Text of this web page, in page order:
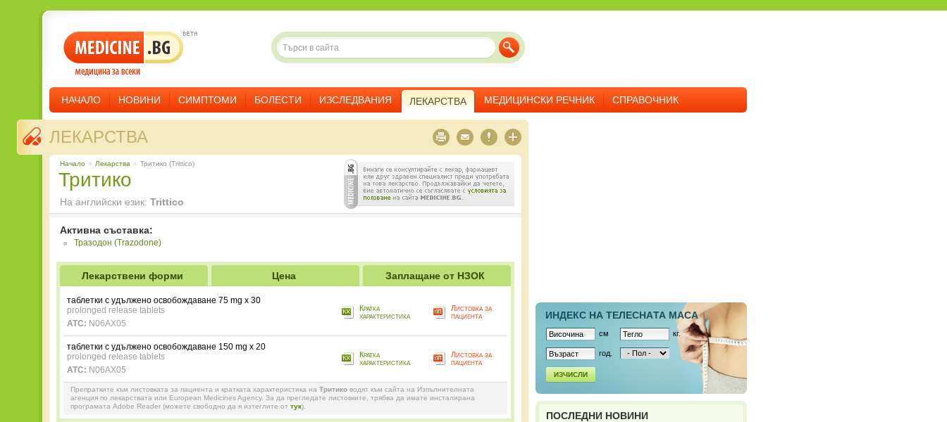
НАЧАЛО НОВИНИ СИМПТОМИ БОЛЕСТИ ИЗСЛЕДВАНИЯ ЛЕКАРСТВА МЕДИЦИНСКИ РЕЧНИК СПРАВОЧНИК
ЛЕКАРСТВА
Начало » Лекарства » Тритико (Trittico)
Тритико
На английски език: Trittico
Активна съставка:
Тразодон (Trazodone)
Лекарствени форми Цена Заплащане от НЗОК
таблетки с удължено освобождаване 75 mg x 30
prolonged release tablets
ATC: N06AX05
Листовка за
пациента
Кратка
характеристика
таблетки с удължено освобождаване 150 mg x 20
prolonged release tablets
ATC: N06AX05
Листовка за
пациента
Кратка
характеристика
Препратките към листовката за пациента и кратката характеристика на Тритико водят към сайта на Изпълнителната
агенция по лекарствата или European Medicines Agency. За да прегледате листовките, трябва да имате инсталирана
програмата Adobe Reader (можете свободно да я изтеглите от тук).
ИНДЕКС НА ТЕЛЕСНAТА МАСА
см кг.
год.
ИЗЧИСЛИ
ПОСЛЕДНИ НОВИНИ